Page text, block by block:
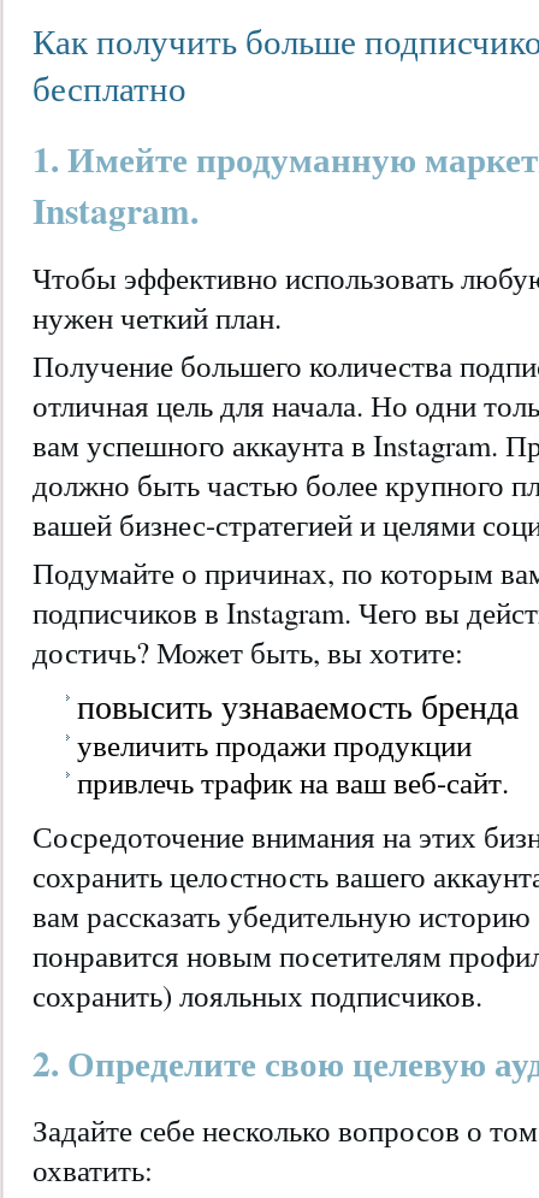
Как получить больше
бесплатно
1. Имейте продуманную
Instagram.
Чтобы эффективно использовать
нужен четкий план.
Получение большего количества
отличная цель для начала. Но одни
вам успешного аккаунта в Instagram.
должно быть частью более крупного
вашей бизнес-стратегией и целями
Подумайте о причинах, по которым
подписчиков в Instagram. Чего вы
достичь? Может быть, вы хотите:
повысить узнаваемость бренда
увеличить продажи продукции
привлечь трафик на ваш веб-сайт.
Сосредоточение внимания на этих
сохранить целостность вашего
вам рассказать убедительную
понравится новым посетителям
сохранить) лояльных подписчиков.
2. Определите свою целевую
Задайте себе несколько вопросов о
охватить: